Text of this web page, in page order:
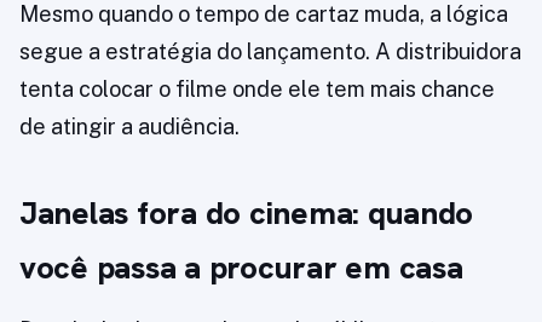
Mesmo quando o tempo de cartaz muda, a lógica
segue a estratégia do lançamento. A distribuidora
tenta colocar o filme onde ele tem mais chance
de atingir a audiência.
Janelas fora do cinema: quando
você passa a procurar em casa